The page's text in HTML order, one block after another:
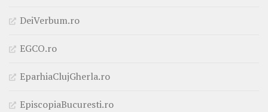
DeiVerbum.ro
EGCO.ro
EparhiaClujGherla.ro
EpiscopiaBucuresti.ro